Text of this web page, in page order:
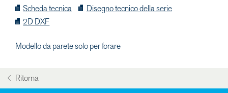
Scheda tecnica
Disegno tecnico della serie
2D DXF
Modello da parete solo per forare
Ritorna